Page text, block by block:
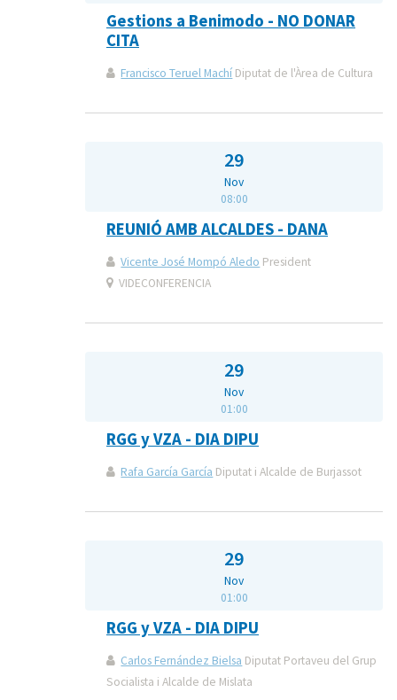
Gestions a Benimodo - NO DONAR
CITA
Francisco Teruel Machí Diputat de l'Àrea de Cultura
29
Nov
08:00
REUNIÓ AMB ALCALDES - DANA
Vicente José Mompó Aledo President
VIDECONFERENCIA
29
Nov
01:00
RGG y VZA - DIA DIPU
Rafa García García Diputat i Alcalde de Burjassot
29
Nov
01:00
RGG y VZA - DIA DIPU
Carlos Fernández Bielsa Diputat Portaveu del Grup
Socialista i Alcalde de Mislata